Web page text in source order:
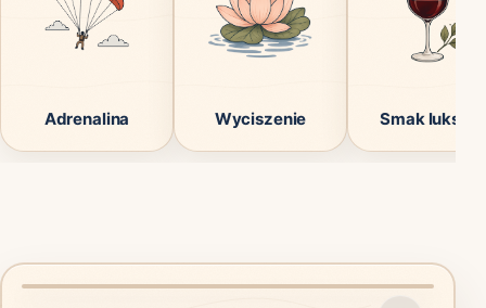
Adrenalina Wyciszenie Smak